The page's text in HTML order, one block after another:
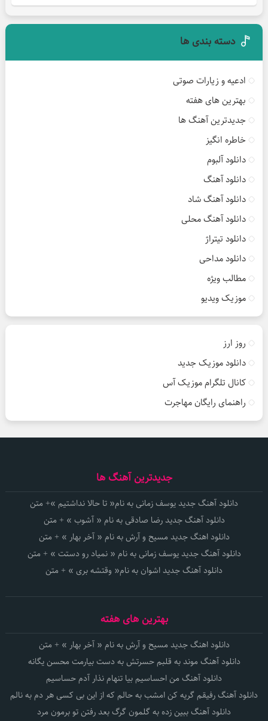
دسته بندی ها
ادعیه و زیارات صوتی
بهترین های هفته
جدیدترین آهنگ ها
خاطره انگیز
دانلود آلبوم
دانلود آهنگ
دانلود آهنگ شاد
دانلود آهنگ محلی
دانلود تیتراژ
دانلود مداحی
مطالب ویژه
موزیک ویدیو
روز ارز
دانلود موزیک جدید
کانال تلگرام موزیک آس
راهنمای رایگان مهاجرت
جدیدترین آهنگ ها
دانلود آهنگ جدید یوسف زمانی به نام« تا حالا نداشتیم »+ متن
دانلود آهنگ جدید رضا صادقی به نام « آشوب » + متن
دانلود اهنگ جدید مسیح و آرش به نام « آخر بهار » + متن
دانلود آهنگ جدید یوسف زمانی به نام « نمیاد رو دستت » + متن
دانلود آهنگ جدید اشوان به نام« وقتشه بری » + متن
بهترین های هفته
دانلود اهنگ جدید مسیح و آرش به نام « آخر بهار » + متن
دانلود آهنگ موند به قلبم حسرتش به دست بیارمت محسن یگانه
دانلود آهنگ من احساسیم بیا تنهام نذار آدم حساسیم
دانلود آهنگ رفیقم گریه کن امشب به حالم که از این بی کسی هر دم به نالم
دانلود آهنگ ببین زده به گلمون گرگ بعد رفتن تو برمون مرد